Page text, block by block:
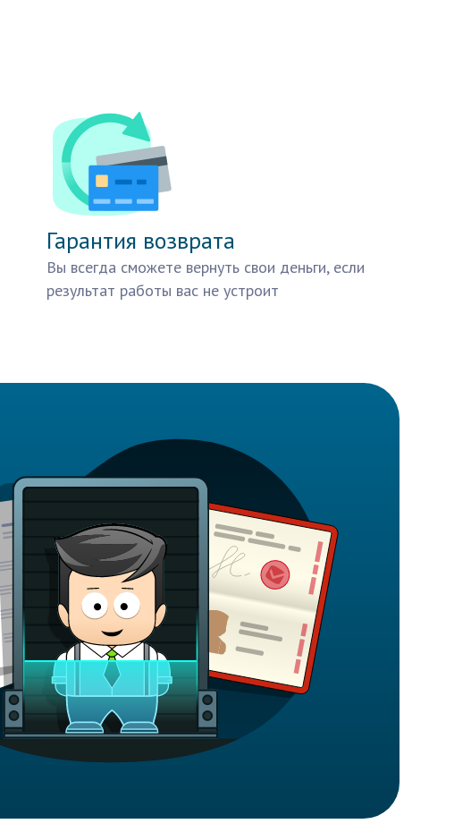
Гарантия возврата
Вы всегда сможете вернуть свои деньги, если
результат работы вас не устроит